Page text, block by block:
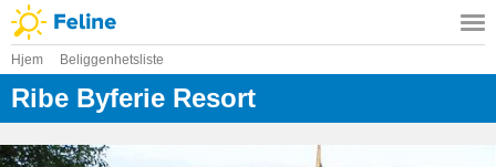
Hjem Beliggenhetsliste
Ribe Byferie Resort